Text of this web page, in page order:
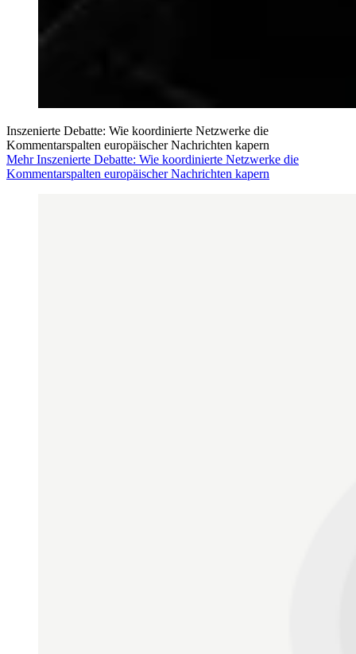
Inszenierte Debatte: Wie koordinierte Netzwerke die
Kommentarspalten europäischer Nachrichten kapern
Mehr Inszenierte Debatte: Wie koordinierte Netzwerke die
Kommentarspalten europäischer Nachrichten kapern